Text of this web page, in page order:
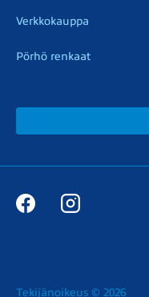
Verkkokauppa
Pörhö renkaat
Tekijänoikeus © 2026